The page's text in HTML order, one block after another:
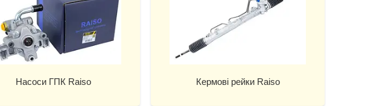
Насоси ГПК Raiso Кермові рейки Raiso